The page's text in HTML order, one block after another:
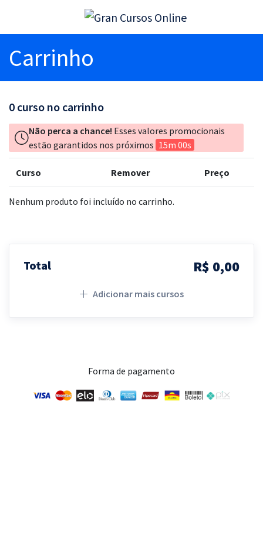
Carrinho
0 curso no carrinho
Não perca a chance! Esses valores promocionais
estão garantidos nos próximos 15m 00s
Curso Remover Preço
Nenhum produto foi incluído no carrinho.
Total R$ 0,00
Adicionar mais cursos
Forma de pagamento